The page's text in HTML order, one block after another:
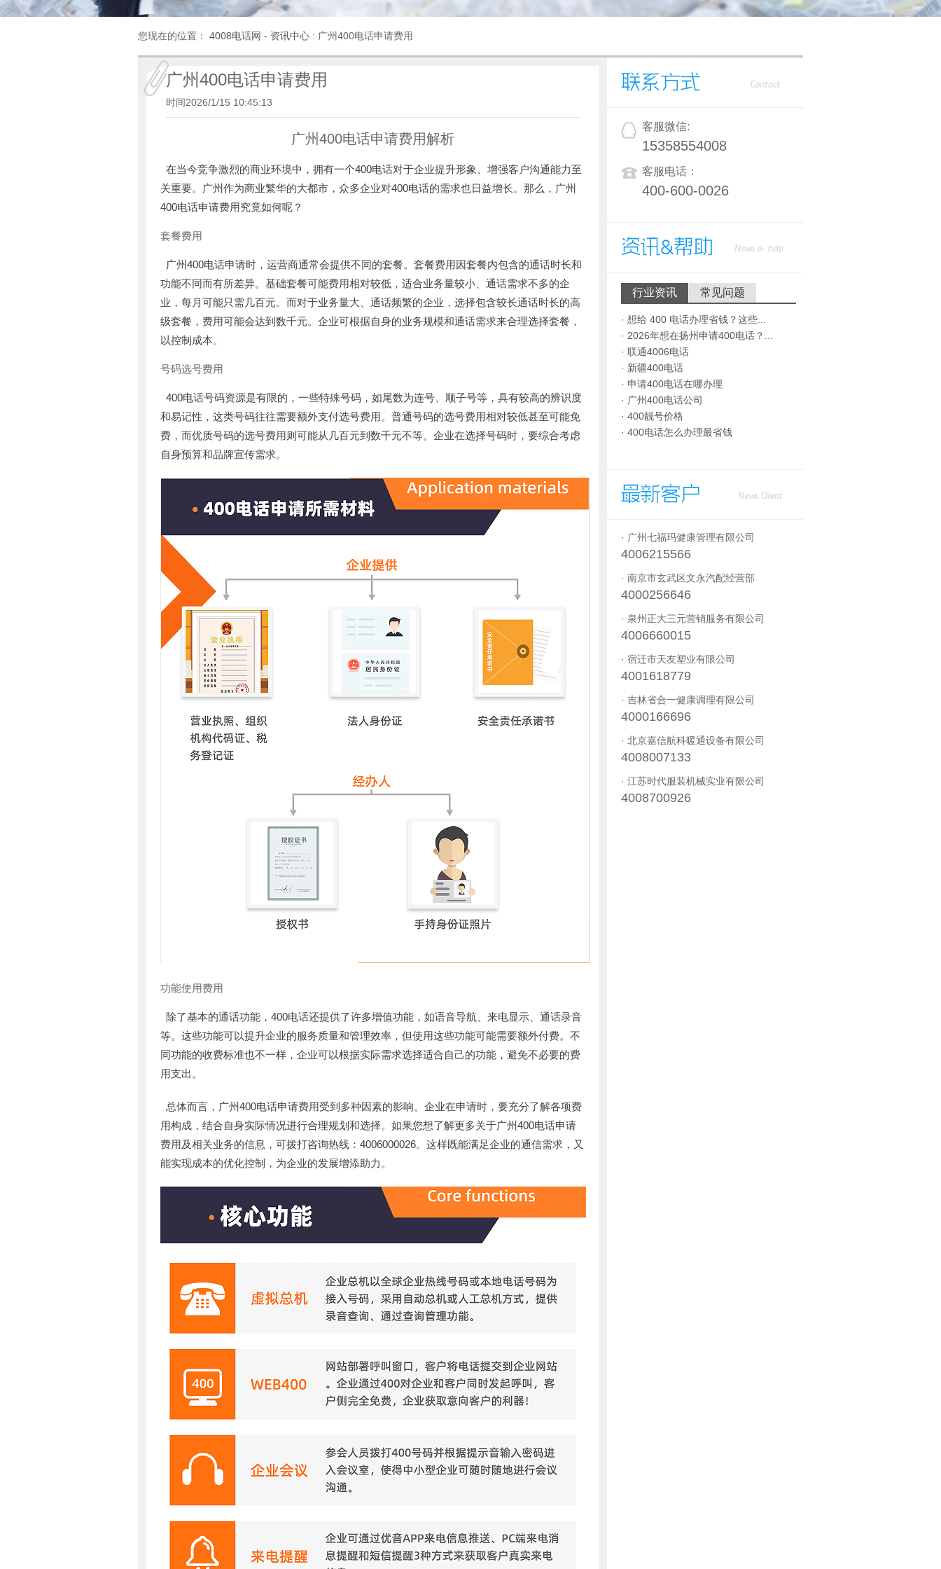
您现在的位置： 4008电话网 - 资讯中心 : 广州400电话申请费用
广州400电话申请费用
时间2026/1/15 10:45:13
广州400电话申请费用解析
在当今竞争激烈的商业环境中，拥有一个400电话对于企业提升形象、增强客户沟通能力至
关重要。广州作为商业繁华的大都市，众多企业对400电话的需求也日益增长。那么，广州
400电话申请费用究竟如何呢？
套餐费用
广州400电话申请时，运营商通常会提供不同的套餐。套餐费用因套餐内包含的通话时长和
功能不同而有所差异。基础套餐可能费用相对较低，适合业务量较小、通话需求不多的企
业，每月可能只需几百元。而对于业务量大、通话频繁的企业，选择包含较长通话时长的高
级套餐，费用可能会达到数千元。企业可根据自身的业务规模和通话需求来合理选择套餐，
以控制成本。
号码选号费用
400电话号码资源是有限的，一些特殊号码，如尾数为连号、顺子号等，具有较高的辨识度
和易记性，这类号码往往需要额外支付选号费用。普通号码的选号费用相对较低甚至可能免
费，而优质号码的选号费用则可能从几百元到数千元不等。企业在选择号码时，要综合考虑
自身预算和品牌宣传需求。
功能使用费用
除了基本的通话功能，400电话还提供了许多增值功能，如语音导航、来电显示、通话录音
等。这些功能可以提升企业的服务质量和管理效率，但使用这些功能可能需要额外付费。不
同功能的收费标准也不一样，企业可以根据实际需求选择适合自己的功能，避免不必要的费
用支出。
总体而言，广州400电话申请费用受到多种因素的影响。企业在申请时，要充分了解各项费
用构成，结合自身实际情况进行合理规划和选择。如果您想了解更多关于广州400电话申请
费用及相关业务的信息，可拨打咨询热线：4006000026。这样既能满足企业的通信需求，又
能实现成本的优化控制，为企业的发展增添助力。
客服微信:
15358554008
客服电话：
400-600-0026
行业资讯 常见问题
· 想给 400 电话办理省钱？这些...
· 2026年想在扬州申请400电话？...
· 联通4006电话
· 新疆400电话
· 申请400电话在哪办理
· 广州400电话公司
· 400靓号价格
· 400电话怎么办理最省钱
· 广州七福玛健康管理有限公司
4006215566
· 南京市玄武区文永汽配经营部
4000256646
· 泉州正大三元营销服务有限公司
4006660015
· 宿迁市天友塑业有限公司
4001618779
· 吉林省合一健康调理有限公司
4000166696
· 北京嘉信航科暖通设备有限公司
4008007133
· 江苏时代服装机械实业有限公司
4008700926